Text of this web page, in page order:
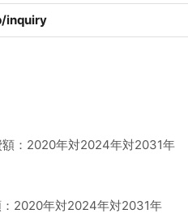
inquiry
額：2020年対2024年対2031年
：2020年対2024年対2031年